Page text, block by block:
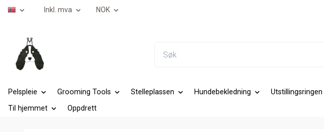
Inkl. mva NOK
Pelspleie Grooming Tools Stelleplassen Hundebekledning Utstillingsringen
Til hjemmet
Oppdrett